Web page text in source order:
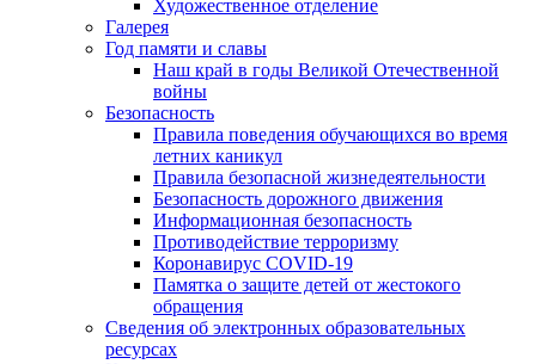
Художественное отделение
Галерея
Год памяти и славы
Наш край в годы Великой Отечественной
войны
Безопасность
Правила поведения обучающихся во время
летних каникул
Правила безопасной жизнедеятельности
Безопасность дорожного движения
Информационная безопасность
Противодействие терроризму
Коронавирус COVID-19
Памятка о защите детей от жестокого
обращения
Сведения об электронных образовательных
ресурсах